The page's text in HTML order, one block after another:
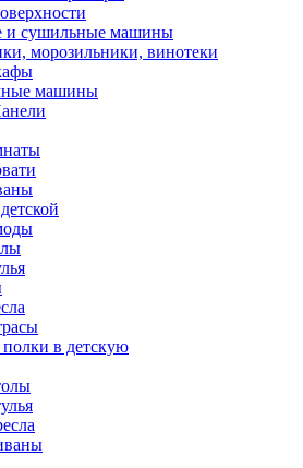
и сушильные машины
морозильники, винотеки
машины
в детскую